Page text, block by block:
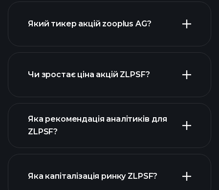
розширеній діаграмі
Який тикер акцій zooplus AG?
Чи зростає ціна акцій ZLPSF?
діаграмі ZLPSF
Яка рекомендація аналітиків для
ZLPSF?
Яка капіталізація ринку ZLPSF?